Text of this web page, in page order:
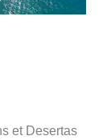
et Desertas